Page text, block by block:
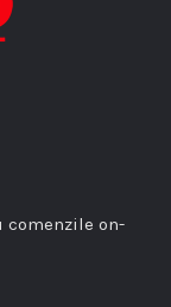
comenzile on-